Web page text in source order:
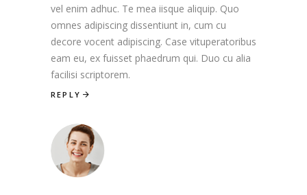
vel enim adhuc. Te mea iisque aliquip. Quo
omnes adipiscing dissentiunt in, cum cu
decore vocent adipiscing. Case vituperatoribus
eam eu, ex fuisset phaedrum qui. Duo cu alia
facilisi scriptorem.
REPLY